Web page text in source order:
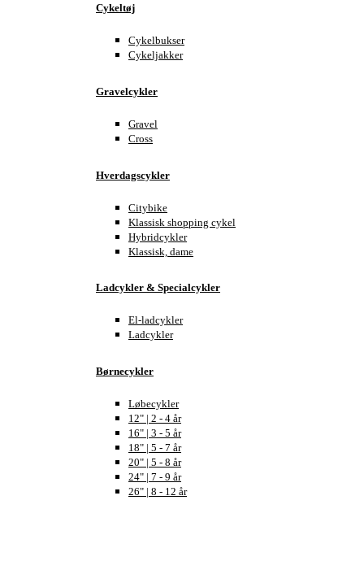
Cykeltøj
Cykelbukser
Cykeljakker
Gravelcykler
Gravel
Cross
Hverdagscykler
Citybike
Klassisk shopping cykel
Hybridcykler
Klassisk, dame
Ladcykler & Specialcykler
El-ladcykler
Ladcykler
Børnecykler
Løbecykler
12" | 2 - 4 år
16" | 3 - 5 år
18" | 5 - 7 år
20" | 5 - 8 år
24" | 7 - 9 år
26" | 8 - 12 år